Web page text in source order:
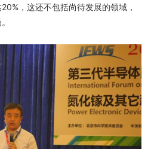
，这还不包括尚待发展的领域，